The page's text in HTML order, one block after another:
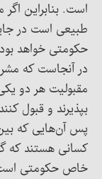
است. بنابراین
طبیعی است در
حکومتی خواهد
در آنجاست که
مقبولیت هر دو
بپذیرند و قبول
پس آن‌هایی که
کسانی هستند که
خاص حکومتی است